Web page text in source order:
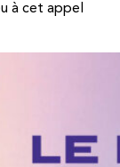
à cet appel